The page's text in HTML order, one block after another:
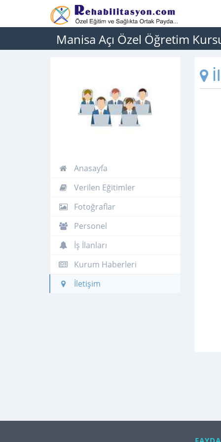
Manisa Açı Özel Öğretim
Anasayfa
Verilen Eğitimler
Fotoğraflar
Personel
İş İlanları
Kurum Haberleri
İletişim